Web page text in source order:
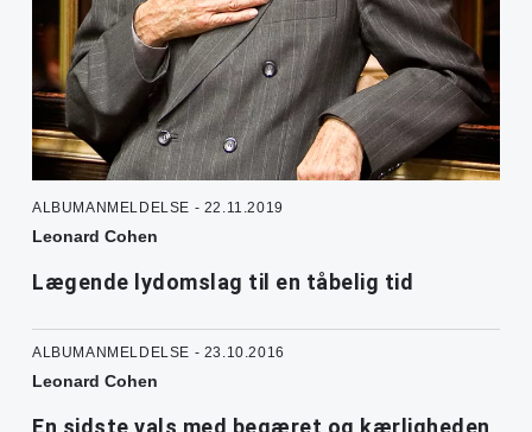
ALBUMANMELDELSE - 22.11.2019
Leonard Cohen
Lægende lydomslag til en tåbelig tid
ALBUMANMELDELSE - 23.10.2016
Leonard Cohen
En sidste vals med begæret og kærligheden